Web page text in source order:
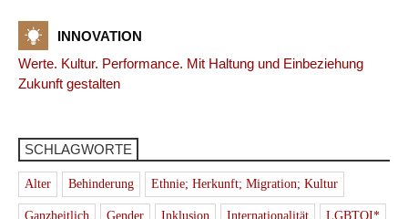
INNOVATION
Werte. Kultur. Performance. Mit Haltung und Einbeziehung
Zukunft gestalten
SCHLAGWORTE
Alter Behinderung Ethnie; Herkunft; Migration; Kultur
Ganzheitlich Gender Inklusion Internationalität LGBTQI*